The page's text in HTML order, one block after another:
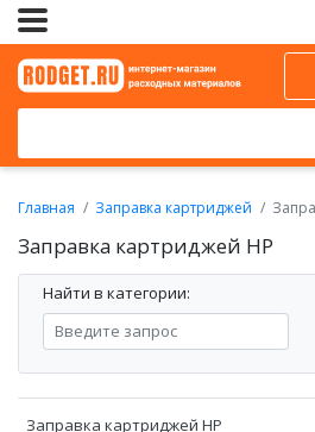
Главная Заправка картриджей
Заправка картриджей HP
Найти в категории:
Заправка картриджей HP